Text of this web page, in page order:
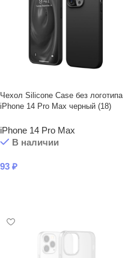
Чехол Silicone Case без логотипа
iPhone 14 Pro Max черный (18)
iPhone 14 Pro Max
В наличии
93 ₽